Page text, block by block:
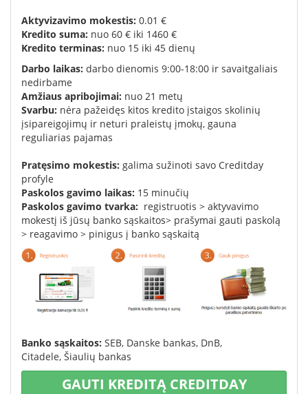
Aktyvizavimo mokestis: 0.01 €
Kredito suma: nuo 60 € iki 1460 €
Kredito terminas: nuo 15 iki 45 dienų
Darbo laikas: darbo dienomis 9:00-18:00 ir savaitgaliais
nedirbame
Amžiaus apribojimai: nuo 21 metų
Svarbu: nėra pažeidęs kitos kredito įstaigos skolinių
įsipareigojimų ir neturi praleistų įmokų, gauna
reguliarias pajamas
Pratęsimo mokestis: galima sužinoti savo Creditday
profyle
Paskolos gavimo laikas: 15 minučių
Paskolos gavimo tvarka: registruotis > aktyvavimo
mokestį iš jūsų banko sąskaitos> prašymai gauti paskolą
> reagavimo > pinigus į banko sąskaitą
Banko sąskaitos: SEB, Danske bankas, DnB,
Citadele, Šiaulių bankas
GAUTI KREDITĄ CREDITDAY